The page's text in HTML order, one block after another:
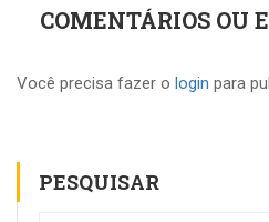
COMENTÁRIOS OU
Você precisa fazer o login para
PESQUISAR